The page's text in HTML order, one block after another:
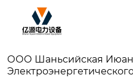
ООО Шаньсийская